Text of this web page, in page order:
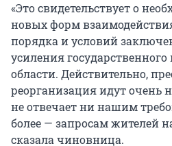
«Это свидетельствует о
новых форм
порядка и условий
усиления
области. Действительно,
реорганизация идут очень
не отвечает ни нашим
более — запросам жителей
сказала чиновница.